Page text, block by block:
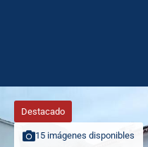
15 imágenes disponibles
Destacado